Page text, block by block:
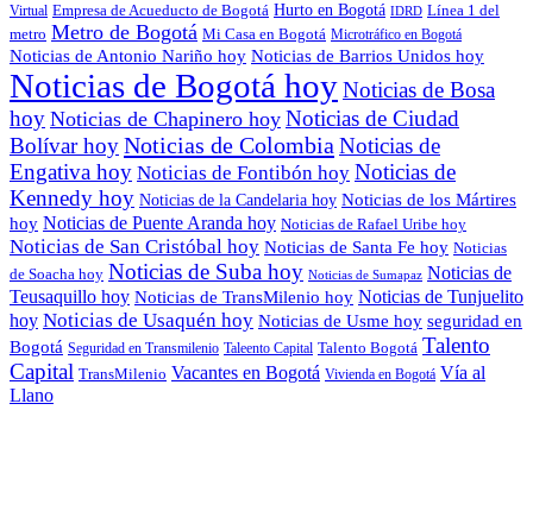
Virtual Empresa de Acueducto de Bogotá Hurto en Bogotá IDRD Línea 1 del
metro Metro de Bogotá Mi Casa en Bogotá Microtráfico en Bogotá
Noticias de Antonio Nariño hoy Noticias de Barrios Unidos hoy
Noticias de Bogotá hoyNoticias de Bosa
hoy Noticias de Chapinero hoy Noticias de Ciudad
Bolívar hoyNoticias de Colombia Noticias de
Engativa hoy Noticias de Fontibón hoy Noticias de
Kennedy hoy Noticias de la Candelaria hoy Noticias de los Mártires
hoy Noticias de Puente Aranda hoy Noticias de Rafael Uribe hoy
Noticias de San Cristóbal hoy Noticias de Santa Fe hoy Noticias
de Soacha hoy Noticias de Suba hoy Noticias de Sumapaz Noticias de
Teusaquillo hoy Noticias de TransMilenio hoy Noticias de Tunjuelito
hoy Noticias de Usaquén hoy Noticias de Usme hoy seguridad en
Bogotá Seguridad en Transmilenio Taleento Capital Talento Bogotá Talento
Capital TransMilenio Vacantes en Bogotá Vivienda en Bogotá Vía al
Llano